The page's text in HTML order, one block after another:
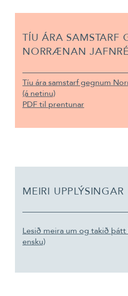
TÍU ÁRA SAMSTARF
NORRÆNAN
Tíu ára samstarf gegnum
(á netinu)
PDF til prentunar
MEIRI UPPLÝSINGAR
Lesið meira um og takið
ensku)